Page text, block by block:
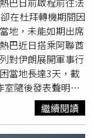
sp-abre-main-
旅客遇緊急狀
800-085-095，或
095。
在杜拜轉機期間因
地，未能如期出席
巴近日搭乘阿聯酋
對伊朗展開軍事行
當地長達3天，截
隨後發表聲明，
席本屆巴黎時裝
隊成員彼此照應，
程安排提出質疑，
繼續閱讀